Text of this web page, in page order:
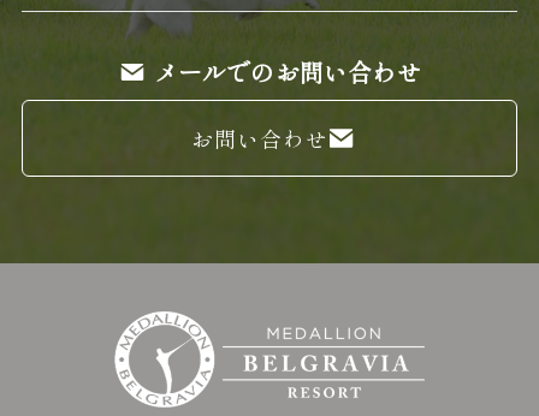
メールでのお問い合わせ
お問い合わせ